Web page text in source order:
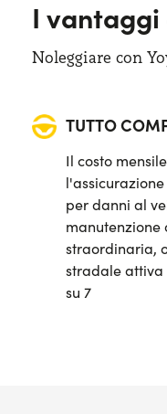
Start&Stop
Telecamera
I
Noleggiare con
TUTTO
Il costo
per danni al
manutenzione
straordinaria,
stradale attiva
su 7